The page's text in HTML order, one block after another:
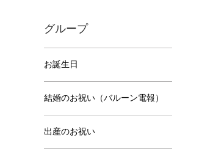
グループ
お誕生日
結婚のお祝い（バルーン電報）
出産のお祝い